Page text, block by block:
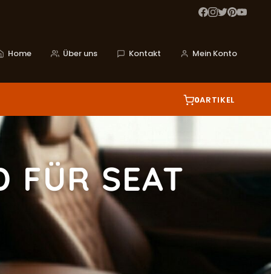
Home Über uns Kontakt Mein Konto
0ARTIKEL
FÜR SEAT